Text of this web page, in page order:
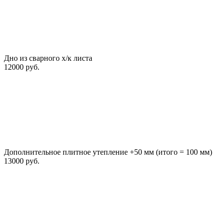
Дно из сварного х/к листа
12000 руб.
Дополнительное плитное утепление +50 мм (итого = 100 мм)
13000 руб.